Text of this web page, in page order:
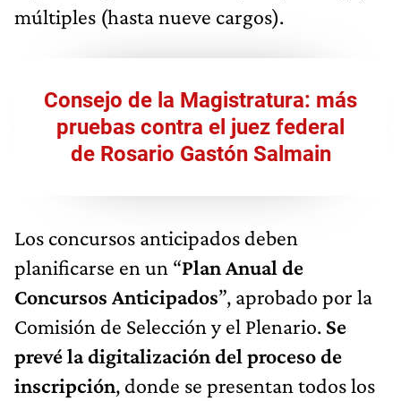
múltiples (hasta nueve cargos).
Consejo de la Magistratura: más
pruebas contra el juez federal
de Rosario Gastón Salmain
Los concursos anticipados deben
planificarse en un “Plan Anual de
Concursos Anticipados”, aprobado por la
Comisión de Selección y el Plenario. Se
prevé la digitalización del proceso de
inscripción, donde se presentan todos los